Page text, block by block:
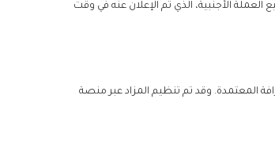
المركزي اليمني، اليوم الثلاثاء، الموافق 28 يناير 2025، عن نتائج المزاد رقم (2-2025) لبيع العملة الأجنبية، الذي تم الإعلان عنه في وقت
المعتمدة. وقد تم تنظيم المزاد عبر منصة